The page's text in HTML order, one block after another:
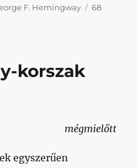
F. Hemingway
68
korszak
mégmielőtt
egyszerűen